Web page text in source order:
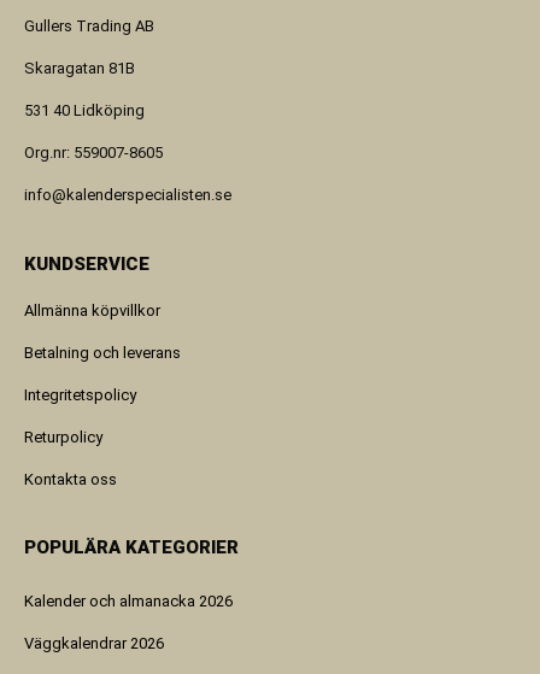
Gullers Trading AB
Skaragatan 81B
531 40 Lidköping
Org.nr: 559007-8605
info@kalenderspecialisten.se
KUNDSERVICE
Allmänna köpvillkor
Betalning och leverans
Integritetspolicy
Returpolicy
Kontakta oss
POPULÄRA KATEGORIER
Kalender och almanacka 2026
Väggkalendrar 2026